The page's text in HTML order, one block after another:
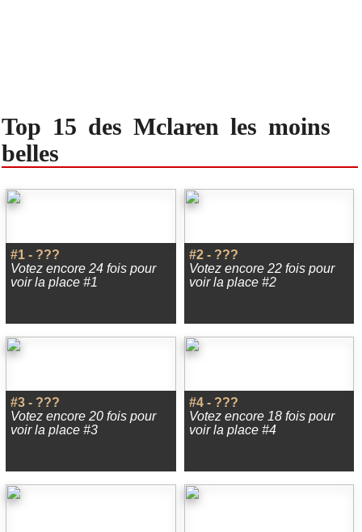
Top 15 des Mclaren les moins
belles
#1 - ???
Votez encore 24 fois pour
voir la place #1
#2 - ???
Votez encore 22 fois pour
voir la place #2
#3 - ???
Votez encore 20 fois pour
voir la place #3
#4 - ???
Votez encore 18 fois pour
voir la place #4